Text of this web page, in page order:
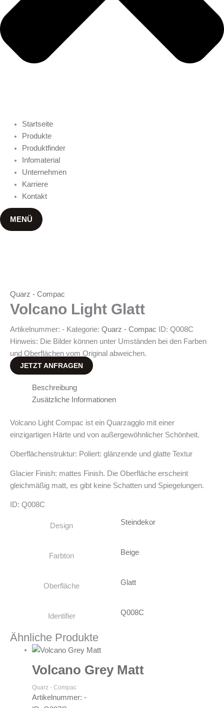
Startseite
Produkte
Produktfinder
Infomaterial
Unternehmen
Karriere
Kontakt
MENÜ
Quarz - Compac
Volcano Light Glatt
Artikelnummer: - Kategorie: Quarz - Compac ID: Q008C
Hinweis: Die Bilder können unter Umständen bei den Farben
und Oberflächen vom Original abweichen.
JETZT ANFRAGEN
Beschreibung
Zusätzliche Informationen
Volcano Light Compac ist ein Quarzagglo mit einer
einzigartigen Härte und von außergewöhnlicher Schönheit.
Oberflächenstruktur: Poliert: glänzende und glatte Textur
Glacier Finish: mattes Finish. Die Oberfläche erscheint
gleichmäßig matt, es gibt keine Schatten und Spiegelungen.
ID: Q008C
Design Steindekor
Farbton Beige
Oberfläche Glatt
Identifier Q008C
Ähnliche Produkte
Volcano Grey Matt
Quarz - Compac
Artikelnummer: -